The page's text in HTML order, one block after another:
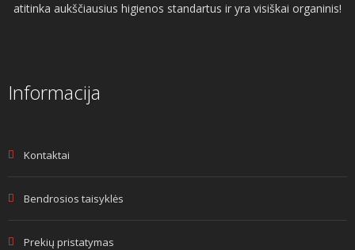
atitinka aukščiausius higienos standartus ir yra visiškai organinis!
Informacija
Kontaktai
Bendrosios taisyklės
Prekių pristatymas